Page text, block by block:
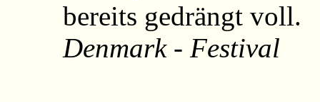
bereits gedrängt voll.
Denmark - Festival